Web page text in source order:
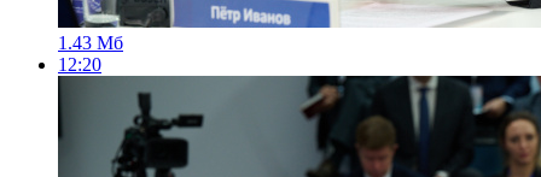
1.43 Мб
12:20